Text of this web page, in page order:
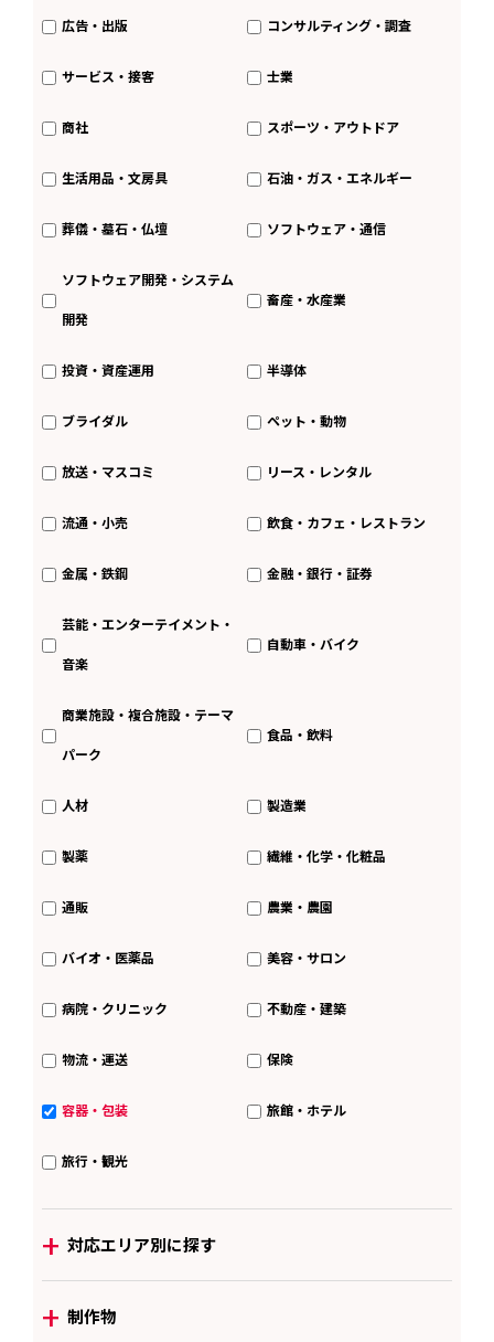
広告・出版 コンサルティング・調査
サービス・接客 士業
商社 スポーツ・アウトドア
生活用品・文房具 石油・ガス・エネルギー
葬儀・墓石・仏壇 ソフトウェア・通信
ソフトウェア開発・システム
開発
畜産・水産業
投資・資産運用 半導体
ブライダル ペット・動物
放送・マスコミ リース・レンタル
流通・小売 飲食・カフェ・レストラン
金属・鉄鋼 金融・銀行・証券
芸能・エンターテイメント・
音楽
自動車・バイク
商業施設・複合施設・テーマ
パーク
食品・飲料
人材 製造業
製薬 繊維・化学・化粧品
通販 農業・農園
バイオ・医薬品 美容・サロン
病院・クリニック 不動産・建築
物流・運送 保険
容器・包装 旅館・ホテル
旅行・観光
+ 対応エリア別に探す
+ 制作物